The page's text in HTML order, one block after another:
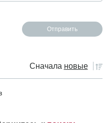
Сначала новые